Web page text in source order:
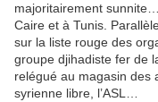
majoritairement
Caire et à Tunis.
sur la liste rouge des
groupe djihadiste fer de
relégué au magasin des
syrienne libre, l’ASL…